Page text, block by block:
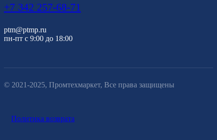
+7 342 257-68-71
ptm@ptmp.ru
пн-пт с 9:00 до 18:00
© 2021-2025, Промтехмаркет, Все права защищены
Политика возврата